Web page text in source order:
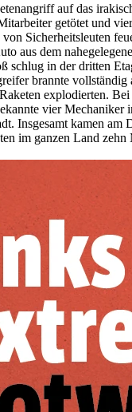
auf das
getötet und
Sicherheitsleuten
aus dem
schlug in der dritten
brannte vollständig
explodierten.
vier Mechaniker
Insgesamt kamen am
im ganzen Land zehn